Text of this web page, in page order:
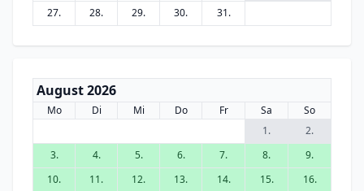
27.
28. 29. 30. 31.
August 2026
Mo Di Mi Do Fr Sa
So
1.
2.
3.
4. 5. 6. 7. 8.
9.
10.
11. 12. 13. 14. 15.
16.